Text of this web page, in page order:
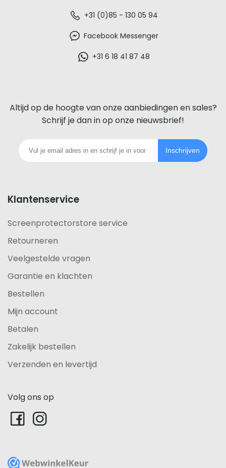
voor
iedere
telefoon
+31 (0)85 - 130 05 94
Facebook Messenger
+31 6 18 41 87 48
Altijd op de hoogte van onze aanbiedingen en sales?
Schrijf je dan in op onze nieuwsbrief!
Inschrijven
Klantenservice
Screenprotectorstore service
Retourneren
Veelgestelde vragen
Garantie en klachten
Bestellen
Mijn account
Betalen
Zakelijk bestellen
Verzenden en levertijd
Volg ons op
WebwinkelKeur